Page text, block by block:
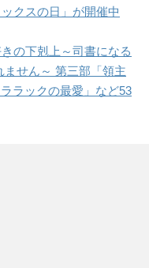
クスの日」が開催中
の下剋上～司書になる
せん～ 第三部「領主
ラックの最愛」など53